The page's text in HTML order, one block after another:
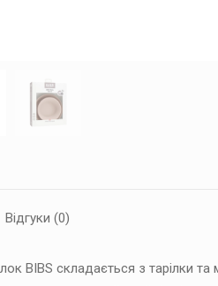
Відгуки (0)
BIBS складається з тарілки